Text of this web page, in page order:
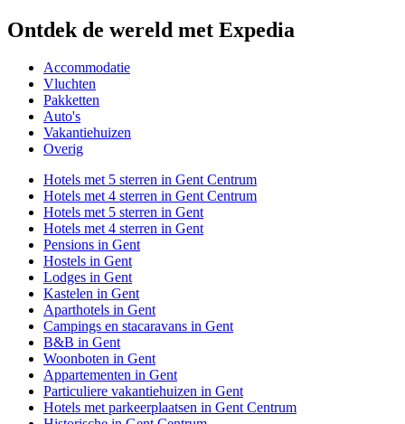
Ontdek de wereld met Expedia
Accommodatie
Vluchten
Pakketten
Auto's
Vakantiehuizen
Overig
Hotels met 5 sterren in Gent Centrum
Hotels met 4 sterren in Gent Centrum
Hotels met 5 sterren in Gent
Hotels met 4 sterren in Gent
Pensions in Gent
Hostels in Gent
Lodges in Gent
Kastelen in Gent
Aparthotels in Gent
Campings en stacaravans in Gent
B&B in Gent
Woonboten in Gent
Appartementen in Gent
Particuliere vakantiehuizen in Gent
Hotels met parkeerplaatsen in Gent Centrum